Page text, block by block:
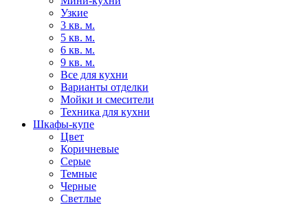
Узкие
3 кв. м.
5 кв. м.
6 кв. м.
9 кв. м.
Все для кухни
Варианты отделки
Мойки и смесители
Техника для кухни
Шкафы-купе
Цвет
Коричневые
Серые
Темные
Черные
Светлые